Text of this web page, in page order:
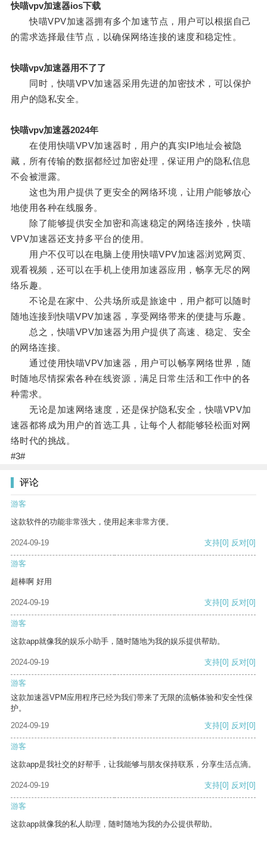
快喵vpv加速器ios下载
快喵VPV加速器拥有多个加速节点，用户可以根据自己
的需求选择最佳节点，以确保网络连接的速度和稳定性。
快喵vpv加速器用不了了
同时，快喵VPV加速器采用先进的加密技术，可以保护
用户的隐私安全。
快喵vpv加速器2024年
在使用快喵VPV加速器时，用户的真实IP地址会被隐
藏，所有传输的数据都经过加密处理，保证用户的隐私信息
不会被泄露。
这也为用户提供了更安全的网络环境，让用户能够放心
地使用各种在线服务。
除了能够提供安全加密和高速稳定的网络连接外，快喵
VPV加速器还支持多平台的使用。
用户不仅可以在电脑上使用快喵VPV加速器浏览网页、
观看视频，还可以在手机上使用加速器应用，畅享无尽的网
络乐趣。
不论是在家中、公共场所或是旅途中，用户都可以随时
随地连接到快喵VPV加速器，享受网络带来的便捷与乐趣。
总之，快喵VPV加速器为用户提供了高速、稳定、安全
的网络连接。
通过使用快喵VPV加速器，用户可以畅享网络世界，随
时随地尽情探索各种在线资源，满足日常生活和工作中的各
种需求。
无论是加速网络速度，还是保护隐私安全，快喵VPV加
速器都将成为用户的首选工具，让每个人都能够轻松面对网
络时代的挑战。
#3#
评论
游客
这款软件的功能非常强大，使用起来非常方便。
2024-09-19 支持[0] 反对[0]
游客
超棒啊 好用
2024-09-19 支持[0] 反对[0]
游客
这款app就像我的娱乐小助手，随时随地为我的娱乐提供帮助。
2024-09-19 支持[0] 反对[0]
游客
这款加速器VPM应用程序已经为我们带来了无限的流畅体验和安全性保
护。
2024-09-19
支持[0] 反对[0]
游客
这款app是我社交的好帮手，让我能够与朋友保持联系，分享生活点滴。
2024-09-19 支持[0] 反对[0]
游客
这款app就像我的私人助理，随时随地为我的办公提供帮助。